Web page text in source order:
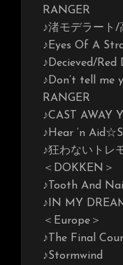
RANGER
♪渚モデラート/
♪Eyes Of A
♪Decieved/Red
♪Don’t tell me
RANGER
♪CAST AWAY
♪Hear ‘n
♪狂わないトレ
＜DOKKEN＞
♪Tooth And
♪IN MY
＜Europe＞
♪The Final
♪Stormwind